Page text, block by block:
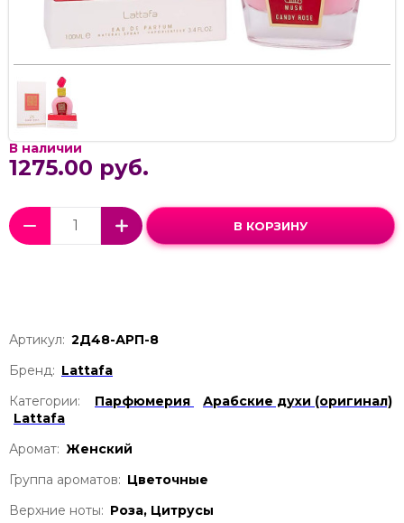
В наличии
1275.00 руб.
В КОРЗИНУ
Артикул: 2Д48-АРП-8
Бренд: Lattafa
Категории:
Парфюмерия
Арабские духи (оригинал)
Lattafa
Аромат: Женский
Группа ароматов: Цветочные
Верхние ноты: Роза, Цитрусы